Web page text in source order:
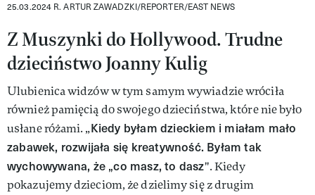
25.03.2024 R.ARTUR ZAWADZKI/REPORTER/EAST NEWS
Z Muszynki do Hollywood. Trudne
dzieciństwo Joanny Kulig
Ulubienica widzów w tym samym wywiadzie wróciła
również pamięcią do swojego dzieciństwa, które nie było
usłane różami. „Kiedy byłam dzieckiem i miałam mało
zabawek, rozwijała się kreatywność. Byłam tak
wychowywana, że „co masz, to dasz". Kiedy
pokazujemy dzieciom, że dzielimy się z drugim